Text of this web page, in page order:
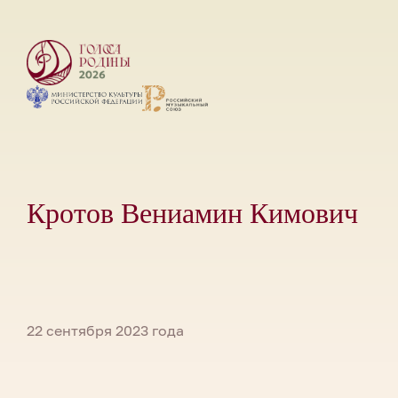
Кротов Вениамин Кимович
22 сентября 2023 года